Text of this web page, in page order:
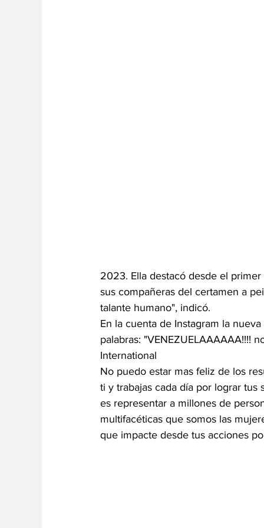
2023. Ella destacó desde el
sus compañeras del certamen a
talante humano", indicó.
En la cuenta de Instagram la
palabras: "VENEZUELAAAAAA!!!!
International
No puedo estar mas feliz de los
ti y trabajas cada día por lograr
es representar a millones de
multifacéticas que somos las
que impacte desde tus acciones